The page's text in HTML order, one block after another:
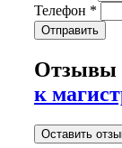
Телефон *
Отправить
Отзывы
к
Оставить